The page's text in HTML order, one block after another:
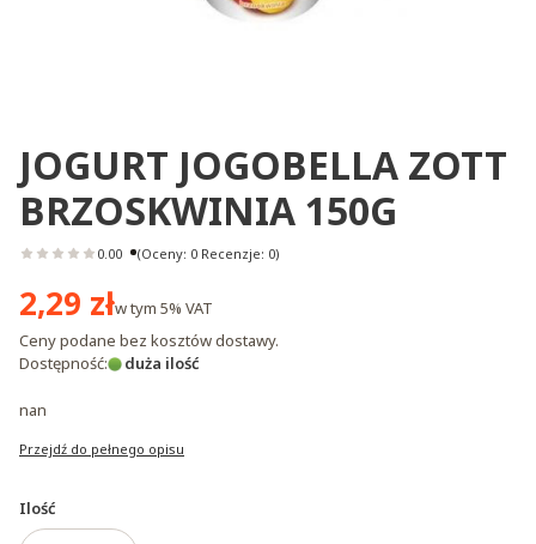
JOGURT JOGOBELLA ZOTT
BRZOSKWINIA 150G
0.00 (Oceny: 0 Recenzje: 0)
Cena
2,29 złw tym 5% VAT
Ceny podane bez kosztów dostawy.
Dostępność:
duża ilość
nan
Przejdź do pełnego opisu
Ilość